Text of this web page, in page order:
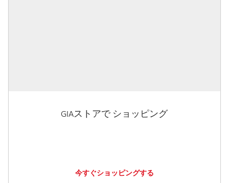
GIAストアで ショッピング
今すぐショッピングする